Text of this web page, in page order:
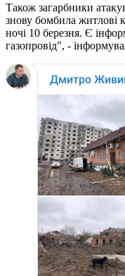
Також загарбники
знову бомбила житлові
ночі 10 березня. Є
газопровід", -